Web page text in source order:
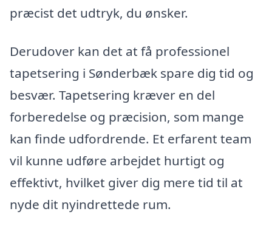
præcist det udtryk, du ønsker.
Derudover kan det at få professionel
tapetsering i Sønderbæk spare dig tid og
besvær. Tapetsering kræver en del
forberedelse og præcision, som mange
kan finde udfordrende. Et erfarent team
vil kunne udføre arbejdet hurtigt og
effektivt, hvilket giver dig mere tid til at
nyde dit nyindrettede rum.